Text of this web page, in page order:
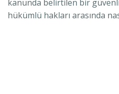
kanunda belirtilen bir
hükümlü hakları arasında